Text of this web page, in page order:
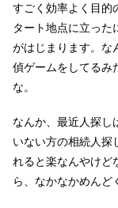
すごく効率よく目的
タート地点に立った
がはじまります。な
偵ゲームをしてるみ
な。
なんか、最近人探し
いない方の相続人探
れると楽なんやけど
ら、なかなかめんど